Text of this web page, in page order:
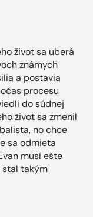
život sa uberá
známych
a postavia
procesu
do súdnej
život sa zmenil
no chce
sa odmieta
musí ešte
stal takým